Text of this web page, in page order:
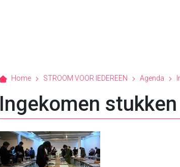
Home STROOM VOOR IEDEREEN Agenda
Ingekomen